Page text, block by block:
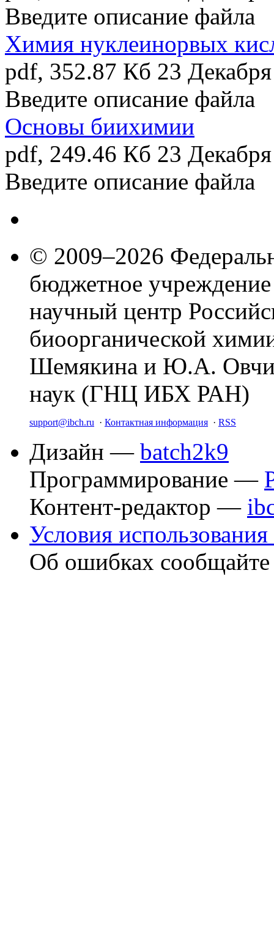
Введите описание файла
Химия нуклеинорвых
pdf, 352.87 Кб 23
Введите описание файла
Основы биихимии
pdf, 249.46 Кб 23
Введите описание файла
© 2009–2026
бюджетное
научный центр
биоорганической
Шемякина и Ю.А.
наук (ГНЦ ИБХ РАН)
support@ibch.ru · Контактная информация · RSS
Дизайн — batch2k9
Программирование —
Контент-редактор —
Условия использования
Об ошибках